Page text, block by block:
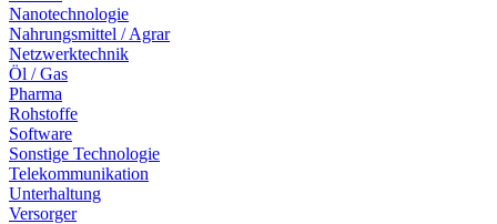
Nanotechnologie
Nahrungsmittel / Agrar
Netzwerktechnik
Öl / Gas
Pharma
Rohstoffe
Software
Sonstige Technologie
Telekommunikation
Unterhaltung
Versorger